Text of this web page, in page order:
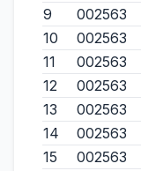
9
002563
10
002563
11
002563
12
002563
13
002563
14
002563
15
002563